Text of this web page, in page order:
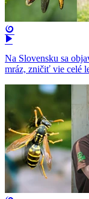
Na Slovensku sa
mráz, zničiť vie celé